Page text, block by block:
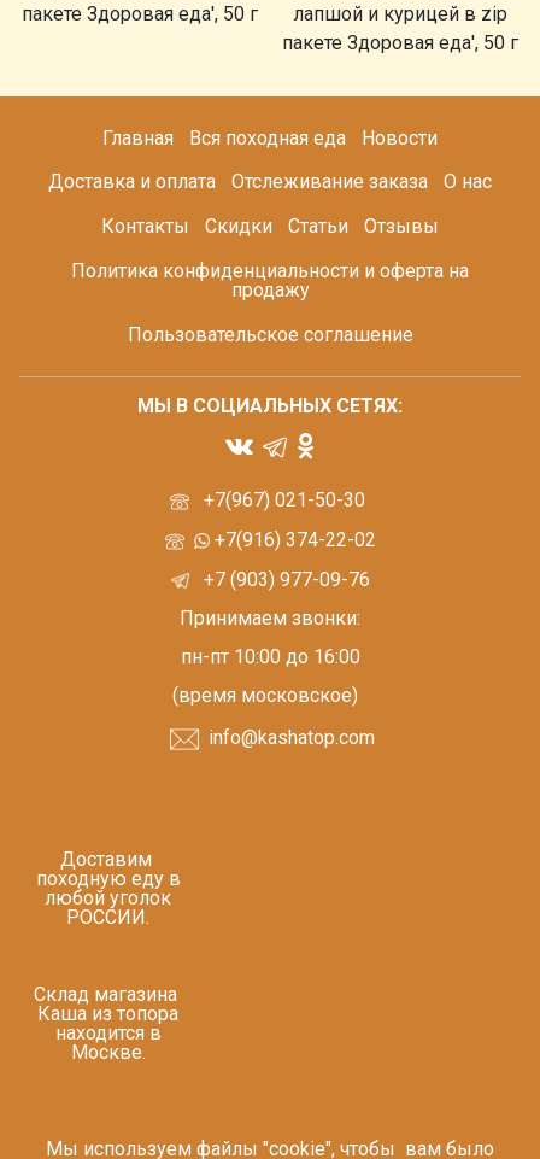
пакете Здоровая еда', 50 г
лапшой и курицей в zip
пакете Здоровая еда', 50 г
Главная Вся походная еда
Новости
Доставка и оплата
Отслеживание заказа
О нас
Контакты
Скидки Статьи
Отзывы
Политика конфиденциальности и оферта на
продажу
Пользовательское соглашение
+7(967) 021-50-30
+7(916) 374-22-02
+7 (903) 977-09-76
Принимаем звонки:
пн-пт 10:00 до 16:00
(время московское)
info@kashatop.com
Доставим
походную еду в
любой уголок
РОССИИ.
Склад магазина
Каша из топора
находится в
Москве.
МЫ В СОЦИАЛЬНЫХ СЕТЯХ:
Мы используем файлы "cookie", чтобы вам было